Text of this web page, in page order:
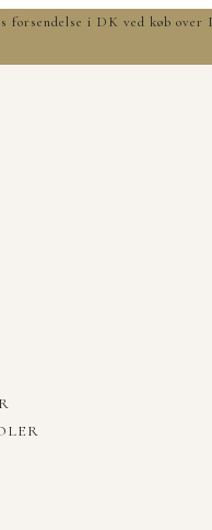
forsendelse i DK ved køb